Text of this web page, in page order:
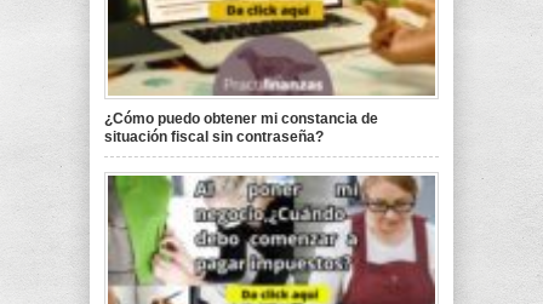
¿Cómo puedo obtener mi constancia de
situación fiscal sin contraseña?